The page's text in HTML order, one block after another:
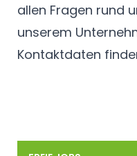
allen Fragen rund
unserem
Kontaktdaten